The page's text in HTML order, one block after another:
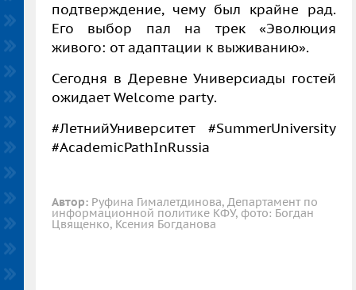
подтверждение, чему был крайне рад.
Его выбор пал на трек «Эволюция
живого: от адаптации к выживанию».
Сегодня в Деревне Универсиады гостей
ожидаетWelcome party.
#ЛетнийУниверситет #SummerUniversity
#AcademicPathInRussia
Автор: Руфина Гималетдинова, Департамент по
информационной политике КФУ, фото: Богдан
Цвященко, Ксения Богданова